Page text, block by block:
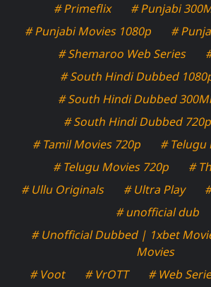
# Primeflix
# Punjabi
# Punjabi Movies 1080p
#
# Shemaroo Web Series
# South Hindi Dubbed
# South Hindi Dubbed
# South Hindi Dubbed
# Tamil Movies 720p
# Telugu
# Telugu Movies 720p
#
# Ullu Originals
# Ultra Play
# unofficial dub
# Unofficial Dubbed | 1xbet
Movies
# Voot
# VrOTT
# Web